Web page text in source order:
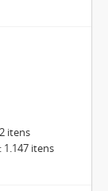
itens
itens